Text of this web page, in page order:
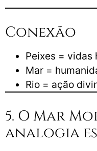
Conexão
Peixes = vidas
Mar =
Rio = ação
5. O Mar
analogia